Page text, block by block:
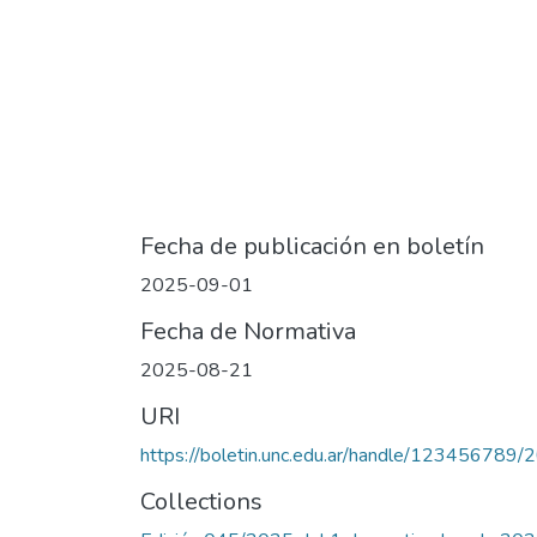
Fecha de publicación en boletín
2025-09-01
Fecha de Normativa
2025-08-21
URI
https://boletin.unc.edu.ar/handle/123456789/
Collections